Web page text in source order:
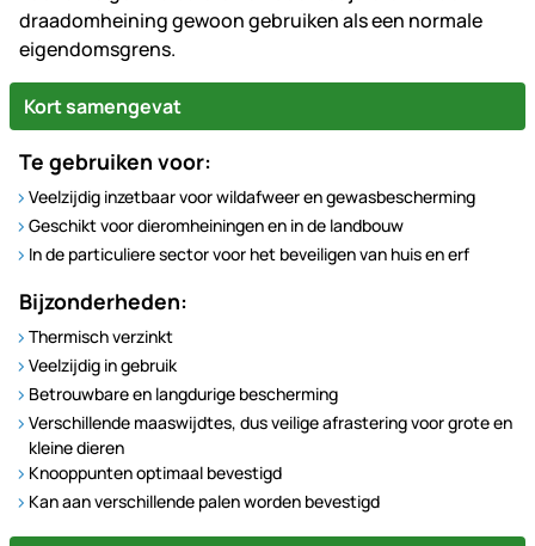
draadomheining gewoon gebruiken als een normale
eigendomsgrens.
Kort samengevat
Te gebruiken voor:
Veelzijdig inzetbaar voor wildafweer en gewasbescherming
Geschikt voor dieromheiningen en in de landbouw
In de particuliere sector voor het beveiligen van huis en erf
Bijzonderheden:
Thermisch verzinkt
Veelzijdig in gebruik
Betrouwbare en langdurige bescherming
Verschillende maaswijdtes, dus veilige afrastering voor grote en
kleine dieren
Knooppunten optimaal bevestigd
Kan aan verschillende palen worden bevestigd